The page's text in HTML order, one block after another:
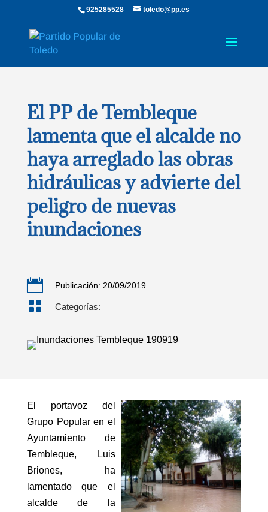
925285528 toledo@pp.es
El PP de Tembleque
lamenta que el alcalde no
haya arreglado las obras
hidráulicas y advierte del
peligro de nuevas
inundaciones
 Publicación: 20/09/2019
 Categorías:
El portavoz del
Grupo Popular en el
Ayuntamiento de
Tembleque, Luis
Briones, ha
lamentado que el
alcalde de la